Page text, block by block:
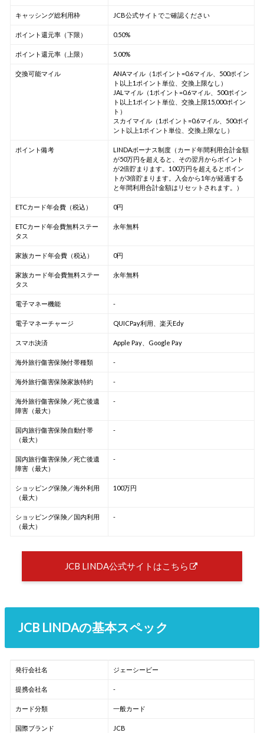
キャッシング総利用枠 JCB公式サイトでご確認ください
ポイント還元率（下限） 0.50%
ポイント還元率（上限） 5.00%
交換可能マイル
ANAマイル（1ポイント=0.6マイル、500ポイン
ト以上1ポイント単位、交換上限なし）
JALマイル（1ポイント=0.6マイル、500ポイン
ト以上1ポイント単位、交換上限15,000ポイン
ト）
スカイマイル（1ポイント=0.6マイル、500ポイ
ント以上1ポイント単位、交換上限なし）
ポイント備考
LINDAボーナス制度（カード年間利用合計金額
が50万円を超えると、その翌月からポイント
が2倍貯まります。100万円を超えるとポイン
トが3倍貯まります。入会から1年が経過する
と年間利用合計金額はリセットされます。）
ETCカード年会費（税込） 0円
ETCカード年会費無料ステー
タス
永年無料
家族カード年会費（税込） 0円
家族カード年会費無料ステー
タス
永年無料
電子マネー機能 -
電子マネーチャージ QUICPay利用、楽天Edy
スマホ決済 Apple Pay、Google Pay
海外旅行傷害保険付帯種類 -
海外旅行傷害保険家族特約 -
海外旅行傷害保険／死亡後遺
障害（最大）
-
国内旅行傷害保険自動付帯
（最大）
-
国内旅行傷害保険／死亡後遺
障害（最大）
-
ショッピング保険／海外利用
（最大）
100万円
ショッピング保険／国内利用
（最大）
-
JCB LINDA公式サイトはこちら
JCB LINDAの基本スペック
発行会社名 ジェーシービー
提携会社名 -
カード分類 一般カード
国際ブランド JCB